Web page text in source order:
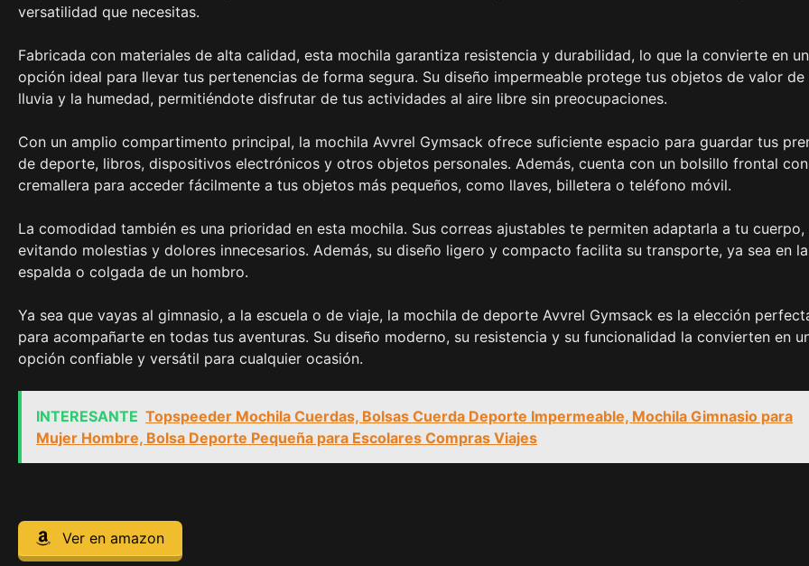
versatilidad que necesitas.
Fabricada con materiales de alta calidad, esta mochila garantiza resistencia y durabilidad, lo que la convierte en
opción ideal para llevar tus pertenencias de forma segura. Su diseño impermeable protege tus objetos de valor de
lluvia y la humedad, permitiéndote disfrutar de tus actividades al aire libre sin preocupaciones.
Con un amplio compartimento principal, la mochila Avvrel Gymsack ofrece suficiente espacio para guardar tus
de deporte, libros, dispositivos electrónicos y otros objetos personales. Además, cuenta con un bolsillo frontal con
cremallera para acceder fácilmente a tus objetos más pequeños, como llaves, billetera o teléfono móvil.
La comodidad también es una prioridad en esta mochila. Sus correas ajustables te permiten adaptarla a tu cuerpo,
evitando molestias y dolores innecesarios. Además, su diseño ligero y compacto facilita su transporte, ya sea en la
espalda o colgada de un hombro.
Ya sea que vayas al gimnasio, a la escuela o de viaje, la mochila de deporte Avvrel Gymsack es la elección
para acompañarte en todas tus aventuras. Su diseño moderno, su resistencia y su funcionalidad la convierten en
opción confiable y versátil para cualquier ocasión.
INTERESANTE Topspeeder Mochila Cuerdas, Bolsas Cuerda Deporte Impermeable, Mochila Gimnasio para
Mujer Hombre, Bolsa Deporte Pequeña para Escolares Compras Viajes
Ver en amazon